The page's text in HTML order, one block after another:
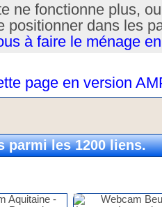
ne fonctionne plus,
positionner dans les
à faire le ménage
page en version
parmi les 1200 liens.